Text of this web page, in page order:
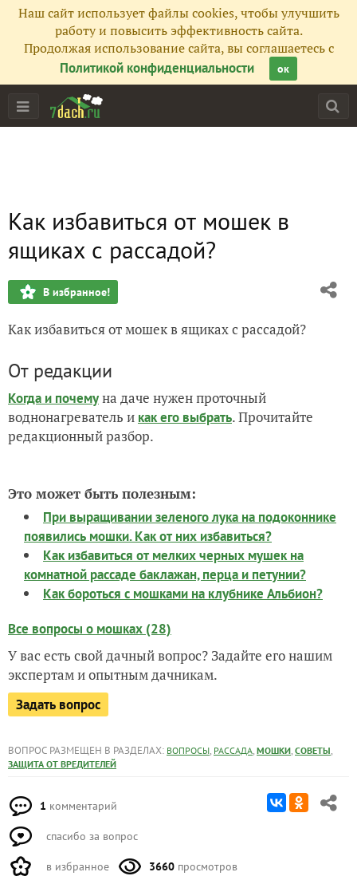
Наш сайт использует файлы cookies, чтобы улучшить
работу и повысить эффективность сайта.
Продолжая использование сайта, вы соглашаетесь с
Политикой конфиденциальности
ок
Как избавиться от мошек в
ящиках с рассадой?
В избранное!
Как избавиться от мошек в ящиках с рассадой?
От редакции
Когда и почемуна даче нужен проточный
воднонагреватель и как его выбрать. Прочитайте
редакционный разбор.
Это может быть полезным:
При выращивании зеленого лука на подоконнике
появились мошки. Как от них избавиться?
Как избавиться от мелких черных мушек на
комнатной рассаде баклажан, перца и петунии?
Как бороться с мошками на клубнике Альбион?
Все вопросы о мошках (28)
У вас есть свой дачный вопрос? Задайте его нашим
экспертам и опытным дачникам.
Задать вопрос
ВОПРОС РАЗМЕЩЕН В РАЗДЕЛАХ: ВОПРОСЫ, РАССАДА, МОШКИ, СОВЕТЫ,
ЗАЩИТА ОТ ВРЕДИТЕЛЕЙ
1 комментарий
спасибо за вопрос
в избранное 3660 просмотров